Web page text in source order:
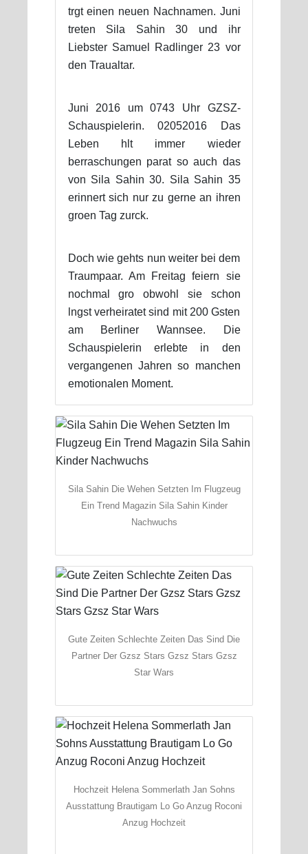
trgt einen neuen Nachnamen. Juni
treten Sila Sahin 30 und ihr
Liebster Samuel Radlinger 23 vor
den Traualtar.
Juni 2016 um 0743 Uhr GZSZ-
Schauspielerin. 02052016 Das
Leben hlt immer wieder
berraschungen parat so auch das
von Sila Sahin 30. Sila Sahin 35
erinnert sich nur zu gerne an ihren
groen Tag zurck.
Doch wie gehts nun weiter bei dem
Traumpaar. Am Freitag feiern sie
nochmal gro obwohl sie schon
lngst verheiratet sind mit 200 Gsten
am Berliner Wannsee. Die
Schauspielerin erlebte in den
vergangenen Jahren so manchen
emotionalen Moment.
Sila Sahin Die Wehen Setzten Im Flugzeug
Ein Trend Magazin Sila Sahin Kinder
Nachwuchs
Gute Zeiten Schlechte Zeiten Das Sind Die
Partner Der Gzsz Stars Gzsz Stars Gzsz
Star Wars
Hochzeit Helena Sommerlath Jan Sohns
Ausstattung Brautigam Lo Go Anzug Roconi
Anzug Hochzeit